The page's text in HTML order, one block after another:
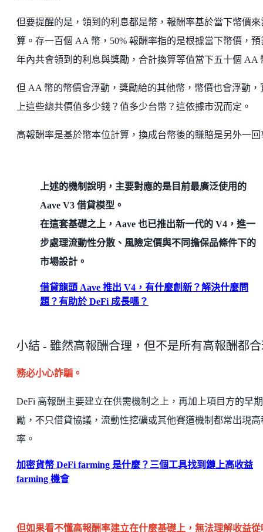
但要提醒的是，領到的利息都是幣，報酬率基於當下幣價來
算。存一百個 AA 幣，50% 報酬率指的是根據當下幣價，預
年內共會領到的利息與獎勵，合計換算等值當下五十個 AA
但 AA 幣的幣價會浮動，獎勵給的其他幣，幣價也會浮動，
上這些總共價值多少錢？值多少台幣？這依據市況而定。
高報酬率是基於幣本位計算，換成台幣後的賺賠是另外一回
上述的機制說明，主要對應的是目前最廣泛使用的
Aave V3 借貸模型。
在這套基礎之上，Aave 也已推出新一代的 V4，進一
步處理流動性分散、風險定價與不同擔保品條件下的
市場設計。
借貸龍頭 Aave 推出 V4，有什麼創新？解決什麼問
題？有助於 DeFi 成長嗎？
小結 - 雖然高報酬合理，但不是所有高報酬都
務必小心詐騙。
DeFi 高報酬主要建立在供需機制之上，再加上項目方的早
勵，不只借貸協議，流動性挖礦或其他賽道機制都常出現高
率。
加密貨幣 DeFi farming 是什麼？三個工具找到鏈上高收益
farming 機會
但如果看不懂高報酬率建立在什麼基礎上，無法理解收益從